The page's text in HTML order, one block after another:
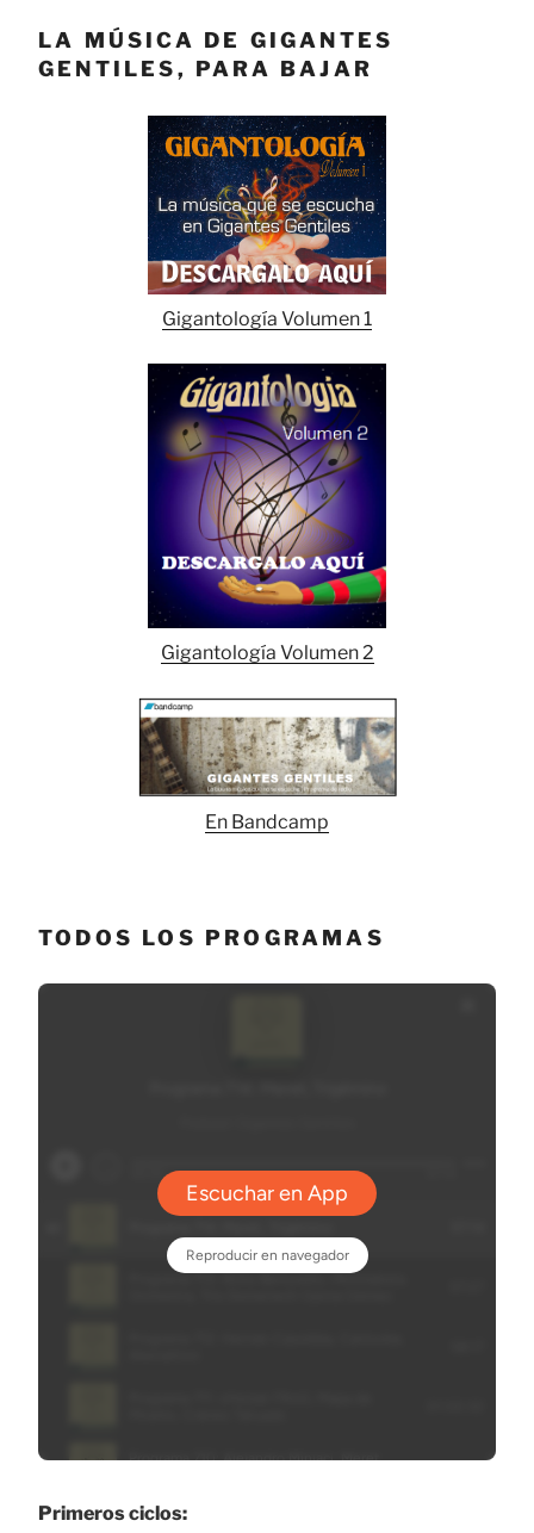
LA MÚSICA DE GIGANTES
GENTILES, PARA BAJAR
Gigantología Volumen 1
Gigantología Volumen 2
En Bandcamp
TODOS LOS PROGRAMAS
Primeros ciclos: